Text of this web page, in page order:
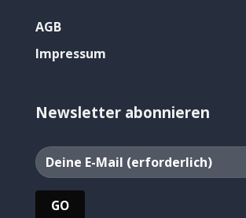
AGB
Impressum
Newsletter abonnieren